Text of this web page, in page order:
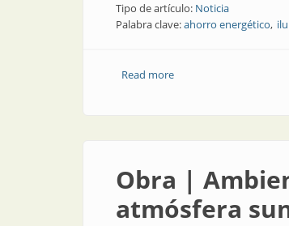
Tipo de artículo: Noticia
Palabra clave:ahorro energético
Read moreabout Noticias | Milán
Obra |
atmósfera